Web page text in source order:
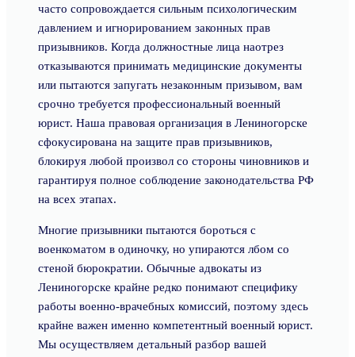
часто сопровождается сильным психологическим
давлением и игнорированием законных прав
призывников. Когда должностные лица наотрез
отказываются принимать медицинские документы
или пытаются запугать незаконным призывом, вам
срочно требуется профессиональный военный
юрист. Наша правовая организация в Лениногорске
сфокусирована на защите прав призывников,
блокируя любой произвол со стороны чиновников и
гарантируя полное соблюдение законодательства РФ
на всех этапах.
Многие призывники пытаются бороться с
военкоматом в одиночку, но упираются лбом со
стеной бюрократии. Обычные адвокаты из
Лениногорске крайне редко понимают специфику
работы военно-врачебных комиссий, поэтому здесь
крайне важен именно компетентный военный юрист.
Мы осуществляем детальный разбор вашей